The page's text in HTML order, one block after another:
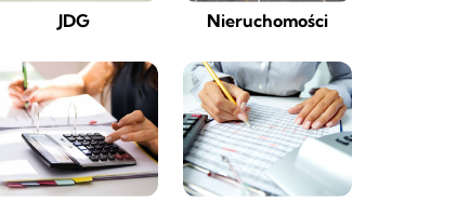
JDG Nieruchomości